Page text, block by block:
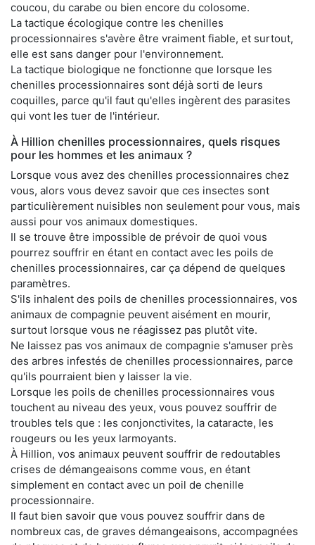
coucou, du carabe ou bien encore du colosome.
La tactique écologique contre les chenilles
processionnaires s'avère être vraiment fiable, et surtout,
elle est sans danger pour l'environnement.
La tactique biologique ne fonctionne que lorsque les
chenilles processionnaires sont déjà sorti de leurs
coquilles, parce qu'il faut qu'elles ingèrent des parasites
qui vont les tuer de l'intérieur.
À Hillion chenilles processionnaires, quels risques
pour les hommes et les animaux ?
Lorsque vous avez des chenilles processionnaires chez
vous, alors vous devez savoir que ces insectes sont
particulièrement nuisibles non seulement pour vous, mais
aussi pour vos animaux domestiques.
Il se trouve être impossible de prévoir de quoi vous
pourrez souffrir en étant en contact avec les poils de
chenilles processionnaires, car ça dépend de quelques
paramètres.
S'ils inhalent des poils de chenilles processionnaires, vos
animaux de compagnie peuvent aisément en mourir,
surtout lorsque vous ne réagissez pas plutôt vite.
Ne laissez pas vos animaux de compagnie s'amuser près
des arbres infestés de chenilles processionnaires, parce
qu'ils pourraient bien y laisser la vie.
Lorsque les poils de chenilles processionnaires vous
touchent au niveau des yeux, vous pouvez souffrir de
troubles tels que : les conjonctivites, la cataracte, les
rougeurs ou les yeux larmoyants.
À Hillion, vos animaux peuvent souffrir de redoutables
crises de démangeaisons comme vous, en étant
simplement en contact avec un poil de chenille
processionnaire.
Il faut bien savoir que vous pouvez souffrir dans de
nombreux cas, de graves démangeaisons, accompagnées